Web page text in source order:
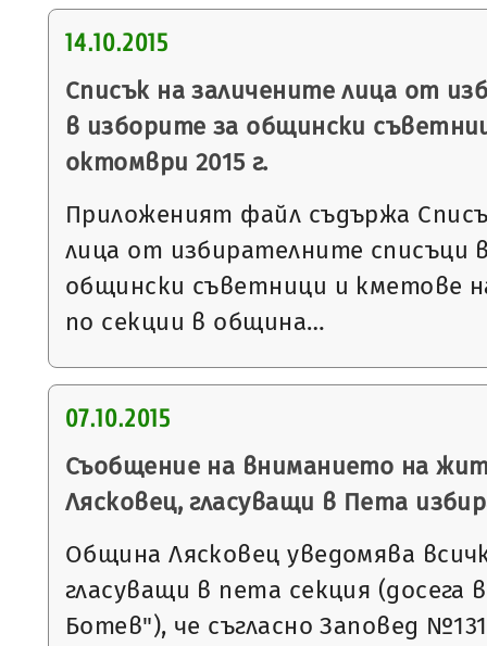
14.10.2015
Списък на заличените лица от
в изборите за общински
октомври 2015 г.
Приложеният файл съдържа
лица от избирателните списъци
общински съветници и кметове
по секции в община…
07.10.2015
Съобщение на вниманието на
Лясковец, гласуващи в Пета
Община Лясковец уведомява
гласуващи в пета секция (досега
Ботев"), че съгласно Заповед